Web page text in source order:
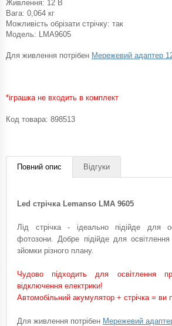
Живлення: 12 В
Вага: 0,064 кг
Можливість обрізати стрічку: так
Модель: LMA9605
Для живлення потрібен Мережевий адаптер
*іграшка не входить в комплект
Код товара: 898513
Повний опис Відгуки
Led стрічка Lemanso LMA 9605
Лід стрічка - ідеально підійде для
фотозони. Добре підійде для
зйомки різного плану.
Чудово підходить для освітлення
відключення електрики!
Автомобільний акумулятор + стрічка = ви
Для живлення потрібен Мережевий